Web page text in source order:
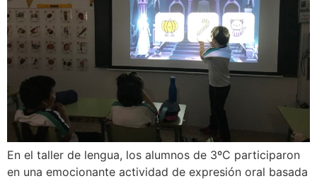
En el taller de lengua, los alumnos de 3ºC participaron
en una emocionante actividad de expresión oral basada